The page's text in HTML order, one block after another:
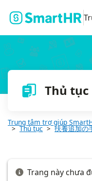
Thủ tục
Trung tâm trợ giúp
Thủ tục 扶養追加の
Trang này chưa